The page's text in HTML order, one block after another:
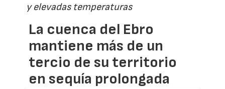
y elevadas temperaturas
La cuenca del Ebro
mantiene más de un
tercio de su territorio
en sequía prolongada